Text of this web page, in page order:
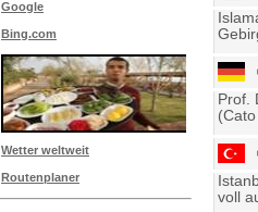
Prof.
voll
Google
Bing.com
Wetter weltweit
Routenplaner